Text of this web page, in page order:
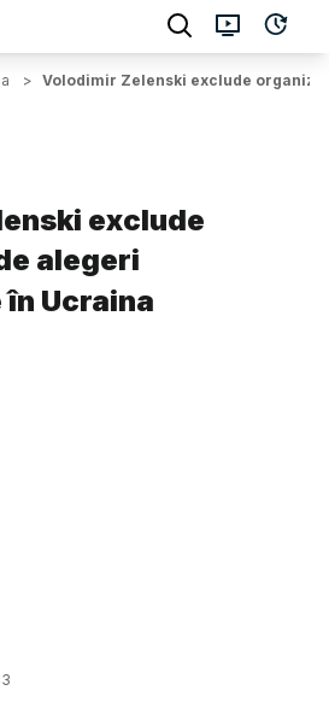
> Volodimir Zelenski exclude
exclude
alegeri
Ucraina